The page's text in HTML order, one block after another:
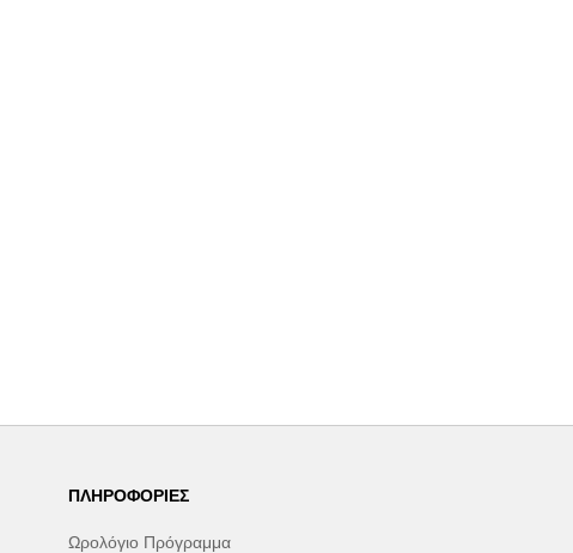
ΠΛΗΡΟΦΟΡΊΕΣ
Ωρολόγιο Πρόγραμμα